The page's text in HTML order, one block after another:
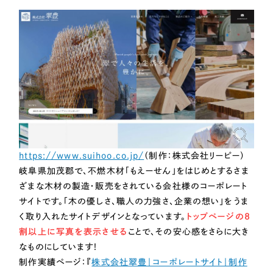
https://www.suihoo.co.jp/ （制作：株式会社リーピー）
岐阜県加茂郡で、不燃木材「もえーせん」をはじめとするさま
ざまな木材の製造・販売をされている会社様のコーポレート
サイトです。「木の優しさ、職人の力強さ、企業の想い」をうま
く取り入れたサイトデザインとなっています。 トップページの8
割以上に写真を表示させる ことで、その安心感をさらに大き
なものにしています！
制作実績ページ：『株式会社翠豊｜コーポレートサイト｜制作